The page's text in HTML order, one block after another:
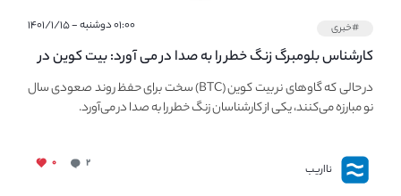
#خبری ۰۱:۰۰ دوشنبه - ۱۴۰۱/۱/۱۵
کارشناس بلومبرگ زنگ خطر را به صدا در می آورد: بیت کوین در
معرض خطر سقوط بزرگ است - دلیل آن چیست؟در حالی که گاوهای نر بیت کوین (BTC) سخت برای حفظ روند صعودی سال
نو مبارزه می‌کنند، یکی از کارشناسان زنگ خطر را به صدا در می‌آورد.
نااریب ۲ ۰